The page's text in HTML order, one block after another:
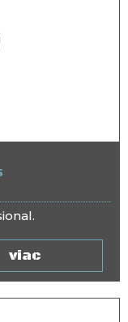
viac